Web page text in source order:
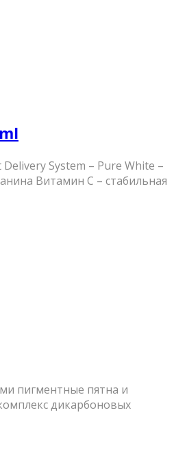
System – Pure White –
Витамин C – стабильная
пигментные пятна и
дикарбоновых